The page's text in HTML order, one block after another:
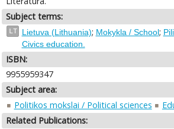
Subject terms:
LT Lietuva (Lithuania); Mokykla / School;
Civics education.
ISBN:
9955959347
Subject area:
Politikos mokslai / Political sciences
Related Publications: